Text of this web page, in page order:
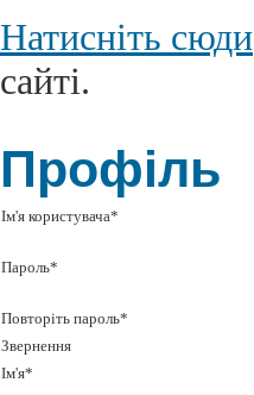
Натисніть сюди
сайті.
Профіль
Ім'я користувача*
Пароль*
Повторіть пароль*
Звернення
Ім'я*